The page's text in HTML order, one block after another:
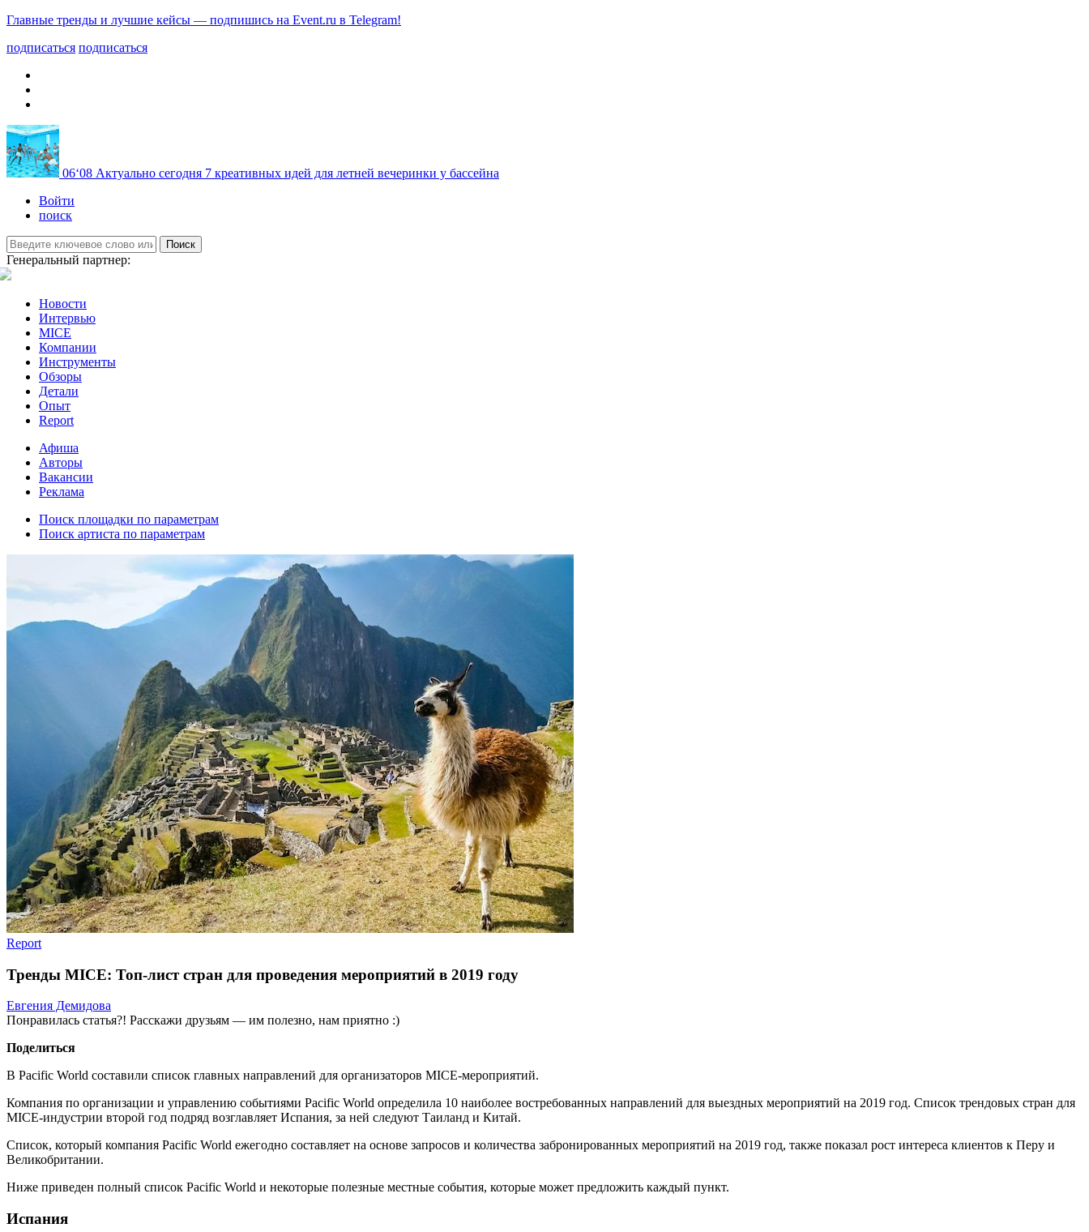
Главные тренды и лучшие кейсы — подпишись на Event.ru в Telegram!
подписаться подписаться
06‘08 Актуально сегодня 7 креативных идей для летней вечеринки у бассейна
Войти
поиск
Поиск
Генеральный партнер:
Новости
Интервью
MICE
Компании
Инструменты
Обзоры
Детали
Опыт
Report
Афиша
Авторы
Вакансии
Реклама
Поиск площадки по параметрам
Поиск артиста по параметрам
Report
Тренды MICE: Топ-лист стран для проведения мероприятий в 2019 году
Евгения Демидова
Понравилась статья?! Расскажи друзьям — им полезно, нам приятно :)
Поделиться
В Pacific World составили список главных направлений для организаторов MICE-мероприятий.
Компания по организации и управлению событиями Pacific World определила 10 наиболее востребованных направлений для выездных мероприятий на 2019 год. Список трендовых стран для
MICE-индустрии второй год подряд возглавляет Испания, за ней следуют Таиланд и Китай.
Список, который компания Pacific World ежегодно составляет на основе запросов и количества забронированных мероприятий на 2019 год, также показал рост интереса клиентов к Перу и
Великобритании.
Ниже приведен полный список Pacific World и некоторые полезные местные события, которые может предложить каждый пункт.
Испания